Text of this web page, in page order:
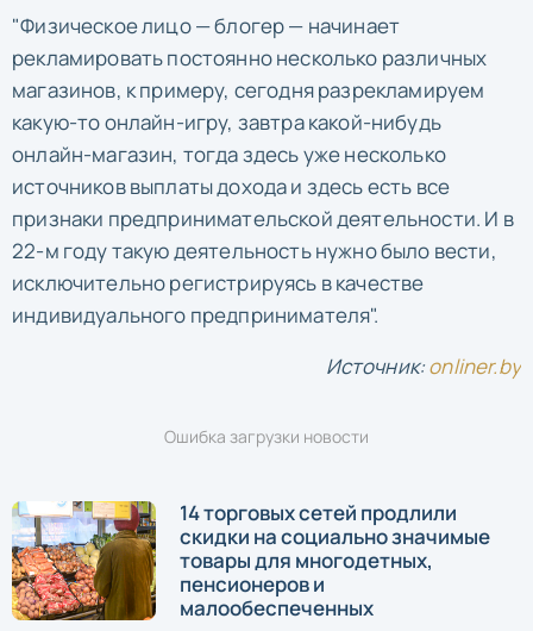
"Физическое лицо — блогер — начинает
рекламировать постоянно несколько различных
магазинов, к примеру, сегодня разрекламируем
какую-то онлайн-игру, завтра какой-нибудь
онлайн-магазин, тогда здесь уже несколько
источников выплаты дохода и здесь есть все
признаки предпринимательской деятельности. И в
22-м году такую деятельность нужно было вести,
исключительно регистрируясь в качестве
индивидуального предпринимателя".
Источник:onliner.by
Ошибка загрузки новости
14 торговых сетей продлили
скидки на социально значимые
товары для многодетных,
пенсионеров и
малообеспеченных